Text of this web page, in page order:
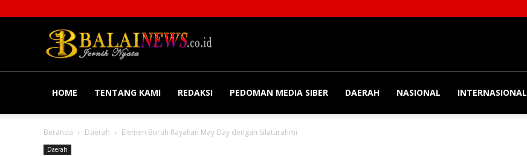
HOME TENTANG KAMI REDAKSI PEDOMAN MEDIA SIBER DAERAH NASIONAL INTERNASIONAL
Beranda Daerah Elemen Buruh Rayakan May Day dengan Silaturahmi
Daerah